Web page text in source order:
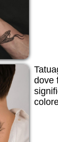
dove